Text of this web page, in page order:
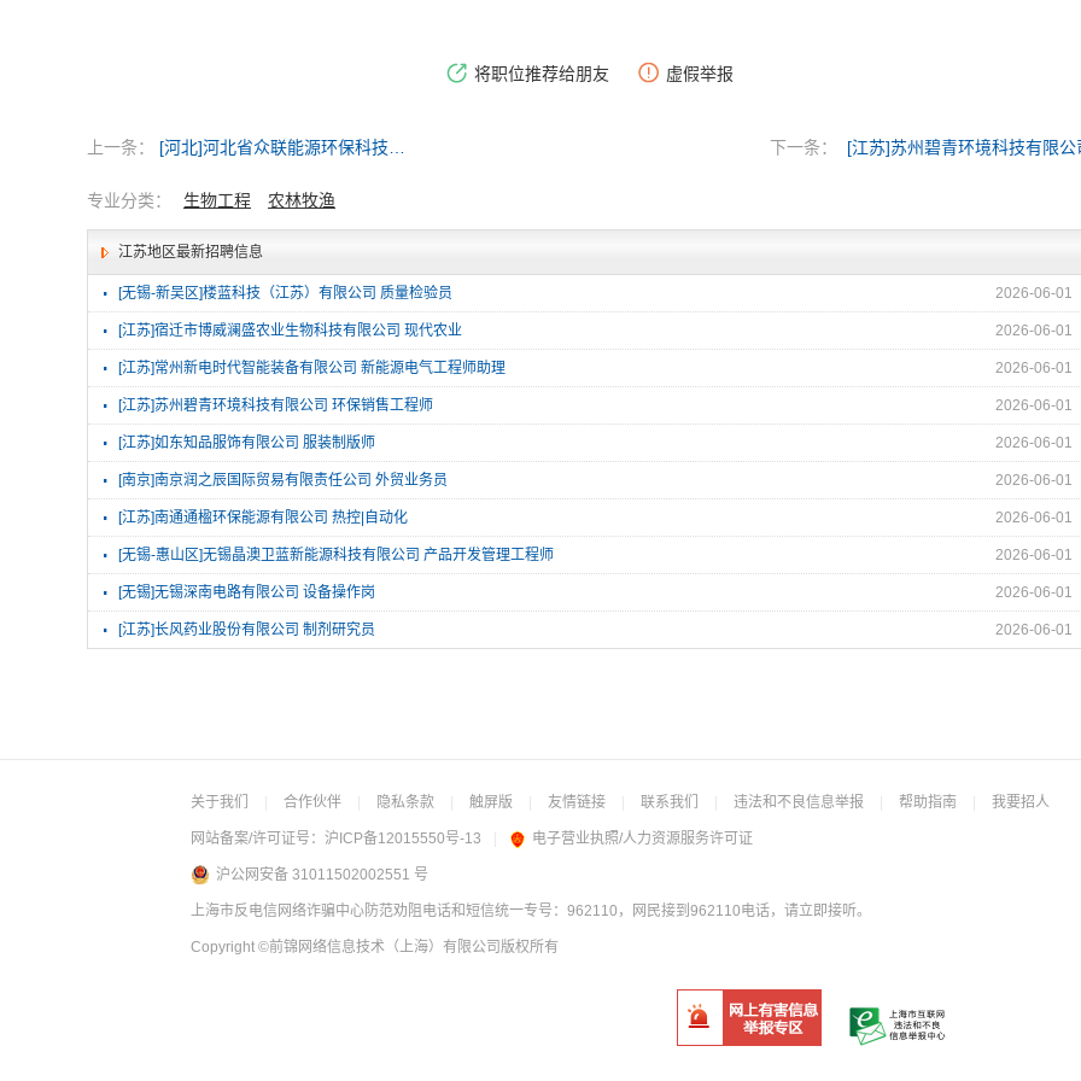
将职位推荐给朋友 虚假举报
上一条： [河北]河北省众联能源环保科技有限公司 下一条： [江苏]苏州碧青环境科技有限公
专业分类： 生物工程 农林牧渔
江苏地区最新招聘信息
2026-06-01
· [无锡-新吴区]楼蓝科技（江苏）有限公司 质量检验员
2026-06-01
· [江苏]宿迁市博威澜盛农业生物科技有限公司 现代农业
2026-06-01
· [江苏]常州新电时代智能装备有限公司 新能源电气工程师助理
2026-06-01
· [江苏]苏州碧青环境科技有限公司 环保销售工程师
2026-06-01
· [江苏]如东知品服饰有限公司 服装制版师
2026-06-01
· [南京]南京润之辰国际贸易有限责任公司 外贸业务员
2026-06-01
· [江苏]南通通楹环保能源有限公司 热控|自动化
2026-06-01
· [无锡-惠山区]无锡晶澳卫蓝新能源科技有限公司 产品开发管理工程师
2026-06-01
· [无锡]无锡深南电路有限公司 设备操作岗
2026-06-01
· [江苏]长风药业股份有限公司 制剂研究员
关于我们 合作伙伴 隐私条款 触屏版 友情链接 联系我们 违法和不良信息举报 帮助指南 我要招人
网站备案/许可证号： 沪ICP备12015550号-13 电子营业执照/人力资源服务许可证
沪公网安备 31011502002551 号
上海市反电信网络诈骗中心防范劝阻电话和短信统一专号：962110，网民接到962110电话，请立即接听。
Copyright ©前锦网络信息技术（上海）有限公司 版权所有